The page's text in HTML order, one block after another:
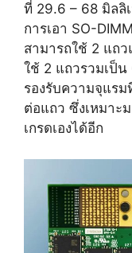
ที่ 29.6 – 68 มิลลิ
การเอา SO-
สามารถใช้ 2 แถ
ใช้ 2 แถวรวมเป็น
รองรับความจุแรม
ต่อแถว ซึ่งเหมาะ
เกรดเองได้อีก